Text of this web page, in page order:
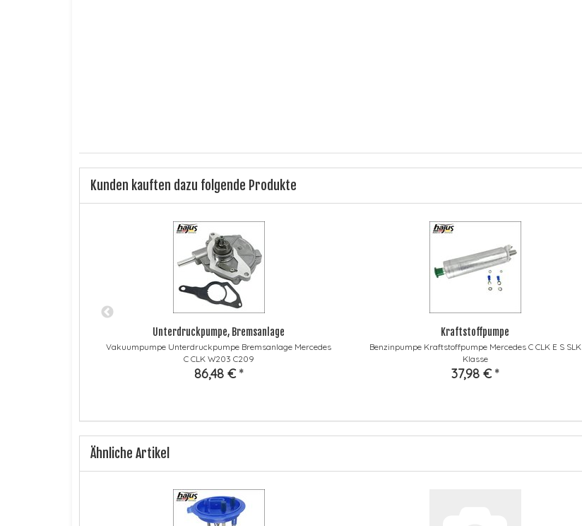
Kunden kauften dazu folgende Produkte
Unterdruckpumpe, Bremsanlage
Vakuumpumpe Unterdruckpumpe Bremsanlage Mercedes
C CLK W203 C209
86,48 € *
Kraftstoffpumpe
Benzinpumpe Kraftstoffpumpe Mercedes C CLK E S SLK
Klasse
37,98 € *
Ähnliche Artikel